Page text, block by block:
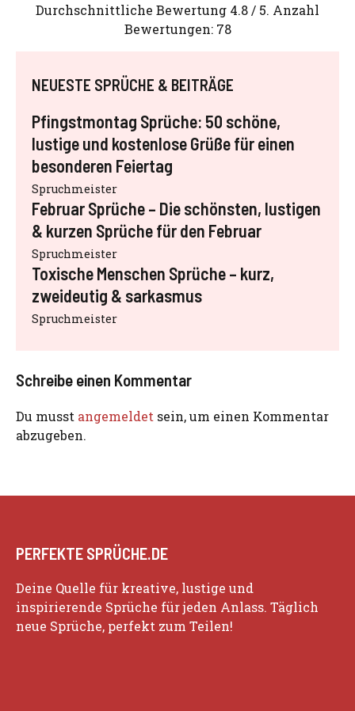
Durchschnittliche Bewertung 4.8 / 5. Anzahl
Bewertungen: 78
NEUESTE SPRÜCHE & BEITRÄGE
Pfingstmontag Sprüche: 50 schöne,
lustige und kostenlose Grüße für einen
besonderen Feiertag
Spruchmeister
Februar Sprüche – Die schönsten, lustigen
& kurzen Sprüche für den Februar
Spruchmeister
Toxische Menschen Sprüche – kurz,
zweideutig & sarkasmus
Spruchmeister
Schreibe einen Kommentar
Du musst angemeldet sein, um einen Kommentar
abzugeben.
PERFEKTE SPRÜCHE.DE
Deine Quelle für kreative, lustige und
inspirierende Sprüche für jeden Anlass. Täglich
neue Sprüche, perfekt zum Teilen!